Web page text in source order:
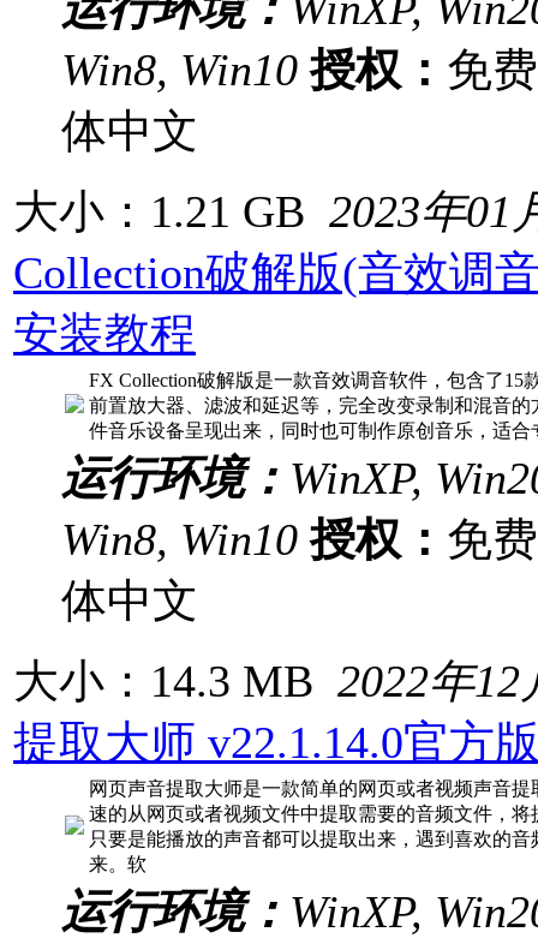
Win8, Win10 授权： 免
体中文
大小：1.21 GB 2023年01
Collection破解版(音效调
安装教程
FX Collection破解版是一款音效调音软件，包含了
前置放大器、滤波和延迟等，完全改变录制和混音
件音乐设备呈现出来，同时也可制作原创音乐，适
运行环境： WinXP,
Win8, Win10 授权： 免
体中文
大小：14.3 MB 2022年12
提取大师 v22.1.14.0官方
网页声音提取大师是一款简单的网页或者视频声音
速的从网页或者视频文件中提取需要的音频文件，
只要是能播放的声音都可以提取出来，遇到喜欢的
来。软
运行环境： WinXP,